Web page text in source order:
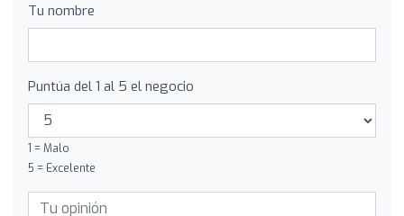
Tu nombre
Puntúa del 1 al 5 el negocio
1 = Malo
5 = Excelente